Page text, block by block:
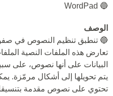
🔵 WordPad
الوصف
تعارض هذه الملفات النصية
البيانات على أنها نصوص، على
يتم تحويلها إلى أشكال مرمّزة.
تحتوي على نصوص مقدمة